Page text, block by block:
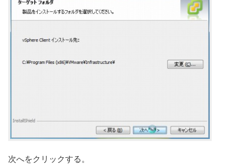
次へをクリックする。